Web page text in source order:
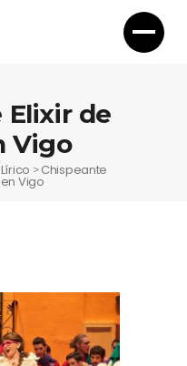
Elixir de
Vigo
>Chispeante
Vigo